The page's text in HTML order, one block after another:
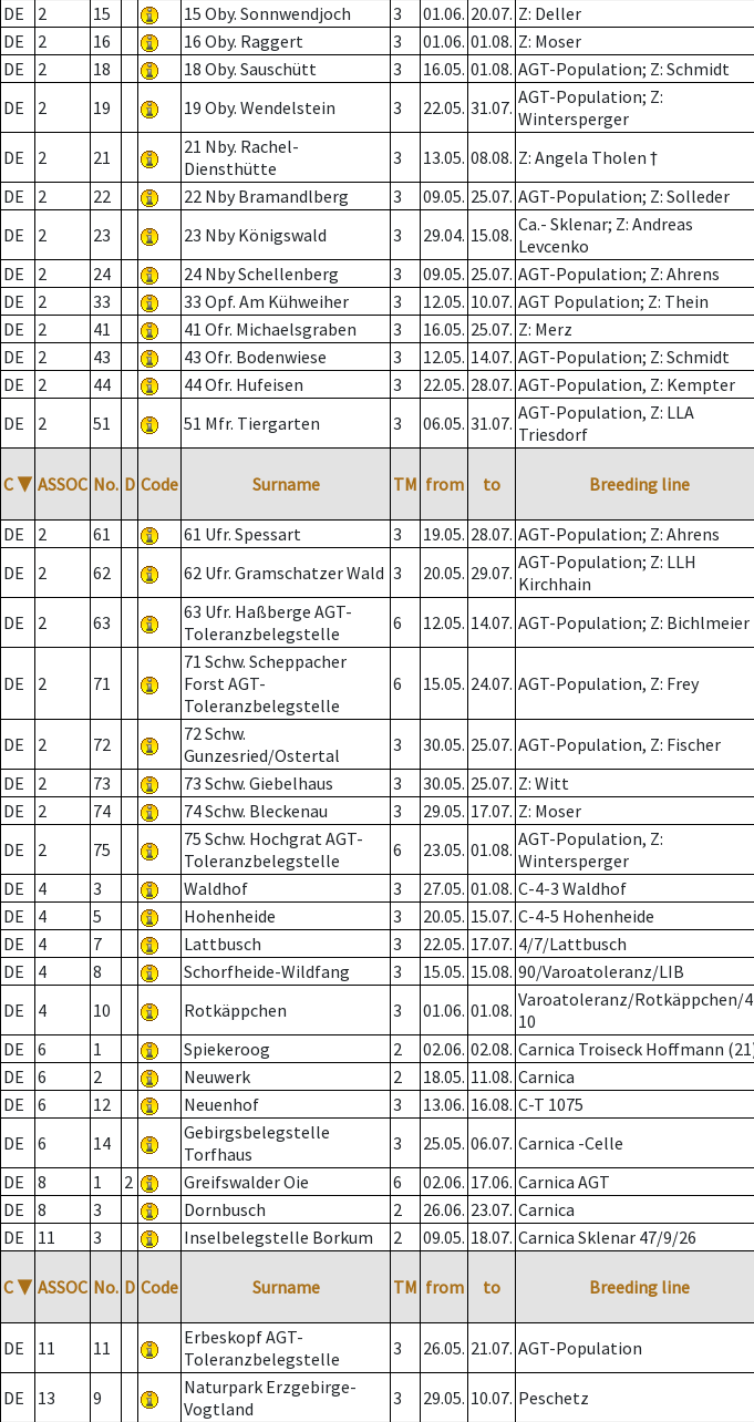
DE
2 15 15 Oby. Sonnwendjoch 3 01.06. 20.07. Z: Deller
DE
2 16 16 Oby. Raggert 3 01.06. 01.08. Z: Moser
DE
2 18 18 Oby. Sauschütt 3 16.05. 01.08. AGT-Population; Z: Schmidt
DE
2 19 19 Oby. Wendelstein 3 22.05. 31.07. AGT-Population; Z:
Wintersperger
DE 2 21
21 Nby. Rachel-
Diensthütte
3 13.05. 08.08. Z: Angela Tholen †
DE
2 22 22 Nby Bramandlberg 3 09.05. 25.07. AGT-Population; Z: Solleder
DE
2 23 23 Nby Königswald 3 29.04. 15.08. Ca.- Sklenar; Z: Andreas
Levcenko
DE
2 24 24 Nby Schellenberg 3 09.05. 25.07. AGT-Population; Z: Ahrens
DE
2 33 33 Opf. Am Kühweiher 3 12.05. 10.07. AGT Population; Z: Thein
DE
2 41 41 Ofr. Michaelsgraben 3 16.05. 25.07. Z: Merz
DE
2 43 43 Ofr. Bodenwiese 3 12.05. 14.07. AGT-Population; Z: Schmidt
DE
2 44 44 Ofr. Hufeisen 3 22.05. 28.07. AGT-Population, Z: Kempter
DE
2 51 51 Mfr. Tiergarten 3 06.05. 31.07. AGT-Population, Z: LLA
Triesdorf
C ▼ ASSOC No. D Code Surname TM from to Breeding line
DE
2 61 61 Ufr. Spessart 3 19.05. 28.07. AGT-Population; Z: Ahrens
DE
2 62 62 Ufr. Gramschatzer Wald 3 20.05. 29.07. AGT-Population; Z: LLH
Kirchhain
DE 2 63
63 Ufr. Haßberge AGT-
Toleranzbelegstelle
6 12.05. 14.07. AGT-Population; Z: Bichlmeier
DE 2 71
71 Schw. Scheppacher
Forst AGT-
Toleranzbelegstelle
6 15.05. 24.07. AGT-Population, Z: Frey
DE 2 72
72 Schw.
Gunzesried/Ostertal
3 30.05. 25.07. AGT-Population, Z: Fischer
DE
2 73 73 Schw. Giebelhaus 3 30.05. 25.07. Z: Witt
DE
2 74 74 Schw. Bleckenau 3 29.05. 17.07. Z: Moser
DE
2 75
75 Schw. Hochgrat AGT-
Toleranzbelegstelle
6 23.05. 01.08. AGT-Population, Z:
Wintersperger
DE
4 3 Waldhof 3 27.05. 01.08. C-4-3 Waldhof
DE
4 5 Hohenheide 3 20.05. 15.07. C-4-5 Hohenheide
DE
4 7 Lattbusch 3 22.05. 17.07. 4/7/Lattbusch
DE
4 8 Schorfheide-Wildfang 3 15.05. 15.08. 90/Varoatoleranz/LIB
DE
4 10 Rotkäppchen 3 01.06. 01.08. Varoatoleranz/Rotkäppchen/
10
DE
6 1 Spiekeroog 2 02.06. 02.08. Carnica Troiseck Hoffmann
DE
6 2 Neuwerk 2 18.05. 11.08. Carnica
DE
6 12 Neuenhof 3 13.06. 16.08. C-T 1075
DE
6 14
Gebirgsbelegstelle
Torfhaus
3 25.05. 06.07. Carnica -Celle
DE
8 1 2 Greifswalder Oie 6 02.06. 17.06. Carnica AGT
DE
8 3 Dornbusch 2 26.06. 23.07. Carnica
DE
11 3 Inselbelegstelle Borkum 2 09.05. 18.07. Carnica Sklenar 47/9/26
C ▼ ASSOC No. D Code Surname TM from to Breeding line
DE 11 11
Erbeskopf AGT-
Toleranzbelegstelle
3 26.05. 21.07. AGT-Population
DE 13 9
Naturpark Erzgebirge-
Vogtland
3 29.05. 10.07. Peschetz